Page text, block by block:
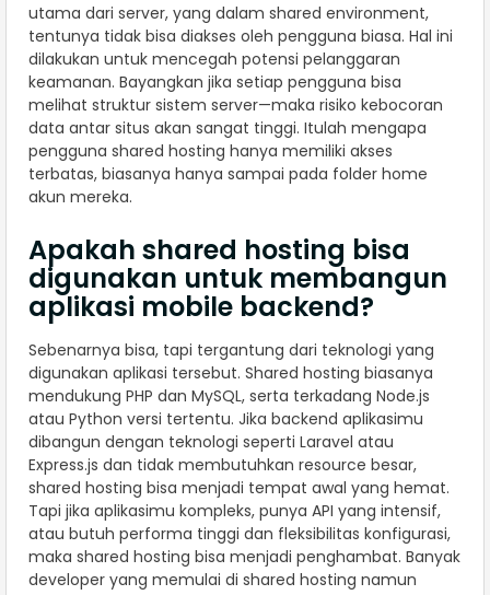
utama dari server, yang dalam shared environment,
tentunya tidak bisa diakses oleh pengguna biasa. Hal ini
dilakukan untuk mencegah potensi pelanggaran
keamanan. Bayangkan jika setiap pengguna bisa
melihat struktur sistem server—maka risiko kebocoran
data antar situs akan sangat tinggi. Itulah mengapa
pengguna shared hosting hanya memiliki akses
terbatas, biasanya hanya sampai pada folder home
akun mereka.
Apakah shared hosting bisa
digunakan untuk membangun
aplikasi mobile backend?
Sebenarnya bisa, tapi tergantung dari teknologi yang
digunakan aplikasi tersebut. Shared hosting biasanya
mendukung PHP dan MySQL, serta terkadang Node.js
atau Python versi tertentu. Jika backend aplikasimu
dibangun dengan teknologi seperti Laravel atau
Express.js dan tidak membutuhkan resource besar,
shared hosting bisa menjadi tempat awal yang hemat.
Tapi jika aplikasimu kompleks, punya API yang intensif,
atau butuh performa tinggi dan fleksibilitas konfigurasi,
maka shared hosting bisa menjadi penghambat. Banyak
developer yang memulai di shared hosting namun